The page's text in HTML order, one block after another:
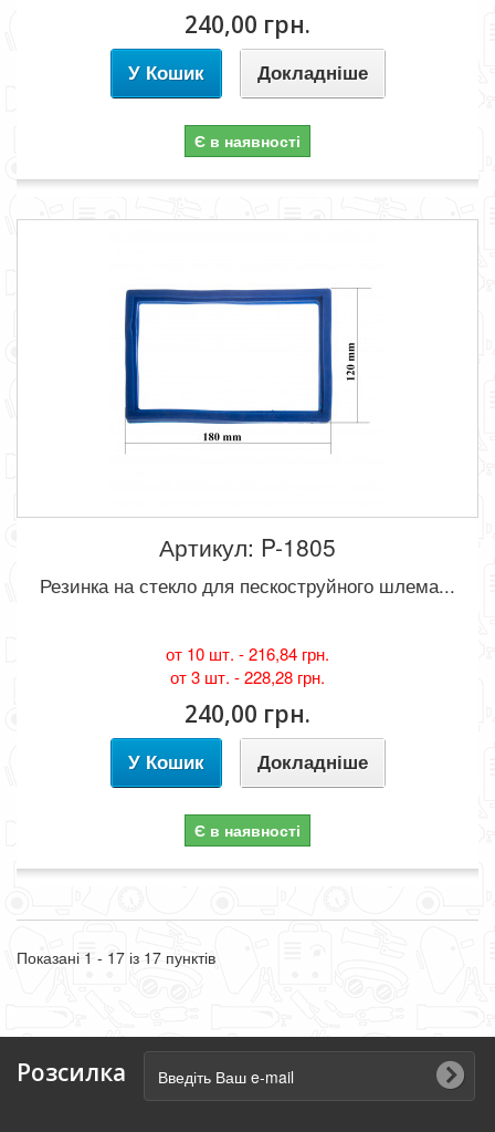
240,00 грн.
У Кошик Докладніше
Є в наявності
Артикул: P-1805
Резинка на стекло для пескоструйного шлема...
от 10 шт. -216,84 грн.
от 3 шт. -228,28 грн.
240,00 грн.
У Кошик Докладніше
Є в наявності
Показані 1 - 17 із 17 пунктів
Розсилка